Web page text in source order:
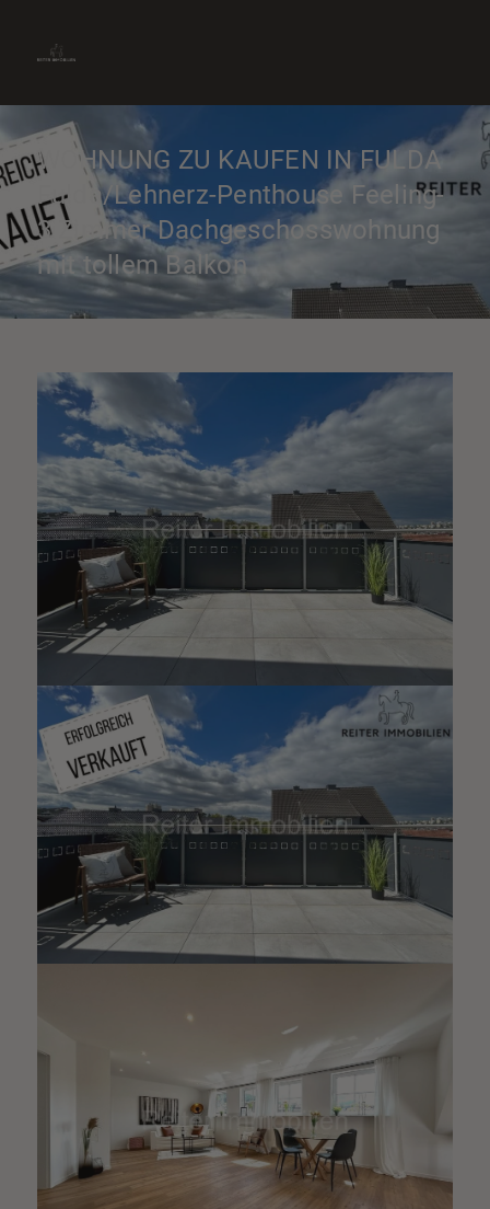
» Immobilie bewerten
WOHNUNG ZU KAUFEN IN FULDA
Fulda/Lehnerz-Penthouse Feeling-
3 Zimmer Dachgeschosswohnung
mit tollem Balkon